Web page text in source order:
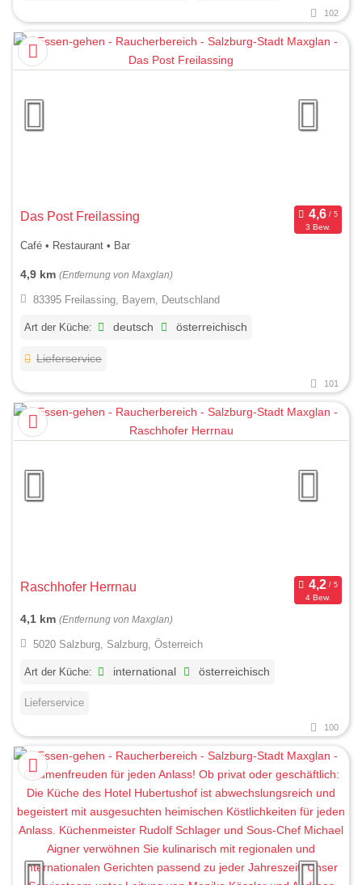
102
Das Post Freilassing
3 Bew.
Café • Restaurant • Bar
4,9 km (Entfernung von Maxglan)
83395 Freilassing, Bayern, Deutschland
Art der Küche: deutsch österreichisch
Lieferservice
101
Raschhofer Herrnau
4 Bew.
4,1 km (Entfernung von Maxglan)
5020 Salzburg, Salzburg, Österreich
Art der Küche: international österreichisch
Lieferservice
100